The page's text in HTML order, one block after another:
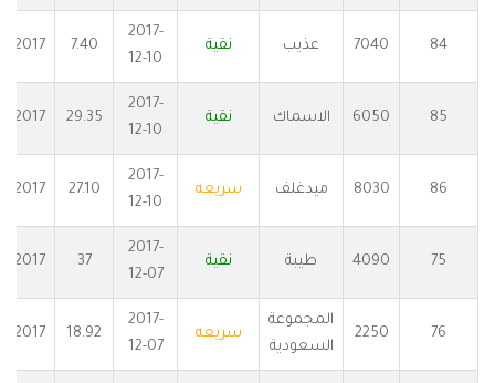
84
7040 عذيب نقية
2017-
12-10
7.40
2017
85
6050 الاسماك نقية
2017-
12-10
29.35
2017
86
8030 ميدغلف سريعه
2017-
12-10
27.10
2017
75
4090 طيبة نقية
2017-
12-07
37
2017
76
2250
المجموعة
السعودية
سريعه
2017-
12-07
18.92
2017